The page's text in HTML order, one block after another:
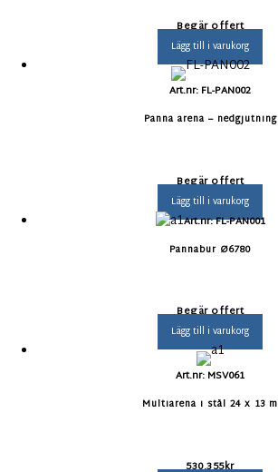
Begär offert
Lägg till i varukorg
Art.nr: FL-PAN002
Panna arena – nedgjutning
Begär offert
Lägg till i varukorg
Art.nr: FL-PAN001
Pannabur Ø6780
Begär offert
Lägg till i varukorg
Art.nr: MSV061
Multiarena i stål 24 x 13 m
530.355kr